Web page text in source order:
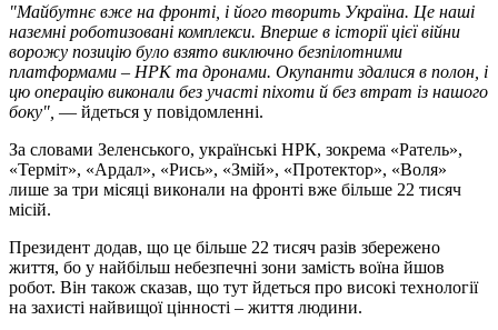
"Майбутнє вже на фронті, і його творить Україна. Це наші
наземні роботизовані комплекси. Вперше в історії цієї війни
ворожу позицію було взято виключно безпілотними
платформами – НРК та дронами. Окупанти здалися в полон, і
цю операцію виконали без участі піхоти й без втрат із нашого
боку", — йдеться у повідомленні.
За словами Зеленського, українські НРК, зокрема «Ратель»,
«Терміт», «Ардал», «Рись», «Змій», «Протектор», «Воля»
лише за три місяці виконали на фронті вже більше 22 тисяч
місій.
Президент додав, що це більше 22 тисяч разів збережено
життя, бо у найбільш небезпечні зони замість воїна йшов
робот. Він також сказав, що тут йдеться про високі технології
на захисті найвищої цінності – життя людини.